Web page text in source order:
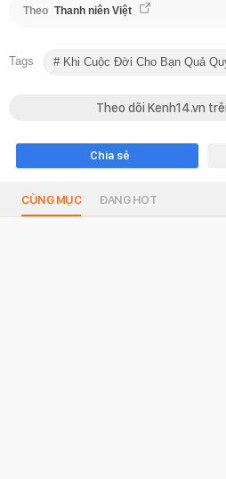
Theo Thanh niên Việt
Tags Khi Cuộc Đời Cho Bạn Quả
Theo dõi Kenh14.vn
Chia sẻ
CÙNG MỤC ĐANG HOT